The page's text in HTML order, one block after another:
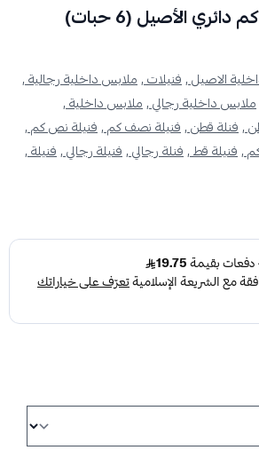
الأصيل (6 حبات)
الاصيل ,فنيلات ,ملابس داخلية رجالية ,
ملابس داخلية رجالي ,ملابس داخلية ,
,فنلة قطن ,فنيلة نصف كم ,فنيلة نص كم ,
,فنيلة قط ,فنلة رجالي ,فنيلة رجالي ,فنيلة ,